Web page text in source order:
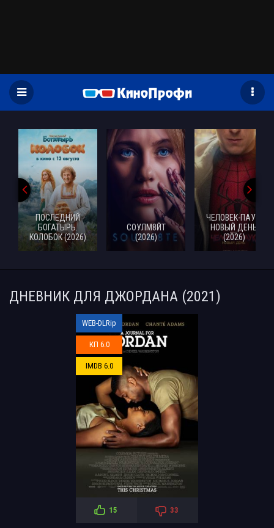
ПОСЛЕДНИЙ
БОГАТЫРЬ.
КОЛОБОК (2026)
СОУЛМ8ЙТ
(2026)
ЧЕЛОВЕК-ПАУК:
НОВЫЙ ДЕНЬ
(2026)
ДНЕВНИК ДЛЯ ДЖОРДАНА (2021)
WEB-DLRip
КП 6.0
IMDB 6.0
15 33